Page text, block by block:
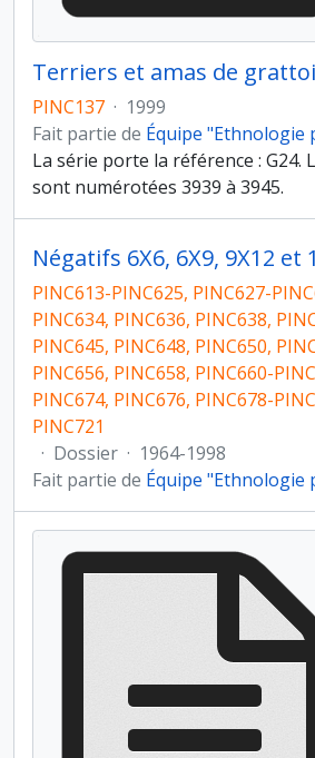
PINC137 · 1999
Fait partie de Équipe "Ethnologie
La série porte la référence : G24.
sont numérotées 3939 à 3945.
Négatifs 6X6, 6X9, 9X12 et
PINC613-PINC625, PINC627-
PINC634, PINC636, PINC638,
PINC645, PINC648, PINC650,
PINC656, PINC658, PINC660-
PINC674, PINC676, PINC678-
PINC721
· Dossier · 1964-1998
Fait partie de Équipe "Ethnologie